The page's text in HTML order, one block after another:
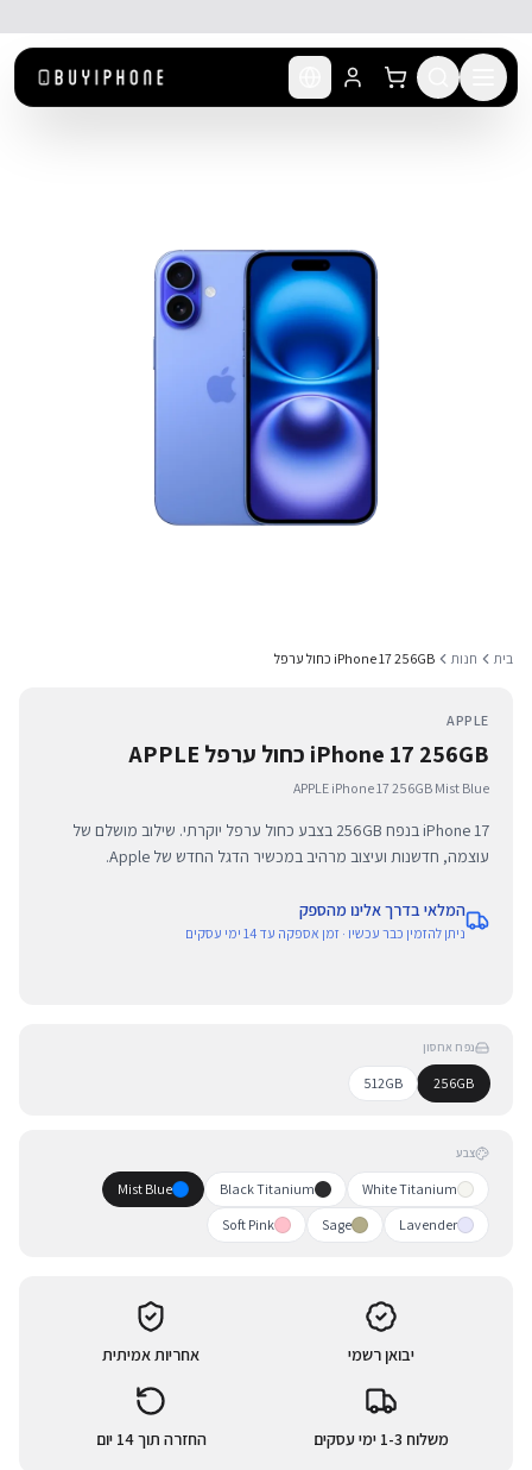
בית חנות iPhone 17 256GB כחול ערפל
APPLE
iPhone 17 256GB כחול ערפל APPLE
APPLE iPhone 17 256GB Mist Blue
iPhone 17 בנפח 256GB בצבע כחול ערפל יוקרתי. שילוב מושלם של
עוצמה, חדשנות ועיצוב מרהיב במכשיר הדגל החדש של Apple.
המלאי בדרך אלינו מהספק
ניתן להזמין כבר עכשיו · זמן אספקה עד 14 ימי עסקים
נפח אחסון
256GB
512GB
צבע
White Titanium
Black Titanium
Mist Blue
Lavender
Sage
Soft Pink
יבואן רשמי אחריות אמיתית
משלוח 1-3 ימי עסקים החזרה תוך 14 יום